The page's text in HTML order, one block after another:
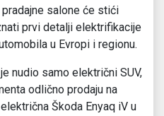
pradajne salone će stići
prvi detalji elektrifikacije
u Evropi i regionu.
nudio samo električni SUV,
odlično prodaju na
Škoda Enyaq iV u